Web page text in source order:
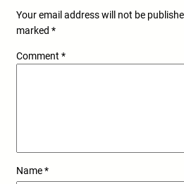
Your email address will not be
marked *
Comment *
Name*